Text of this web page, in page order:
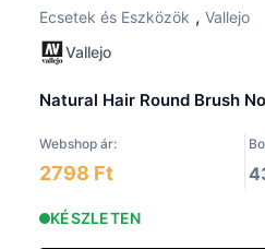
Ecsetek és Eszközök , Vallejo
Vallejo
Natural Hair Round Brush
Webshop ár:
2798 Ft
KÉSZLETEN